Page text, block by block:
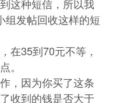
这种短信，所以我
组发帖回收这样的短
在35到70元不等，
。
，因为你买了这条
收到的钱是否大于